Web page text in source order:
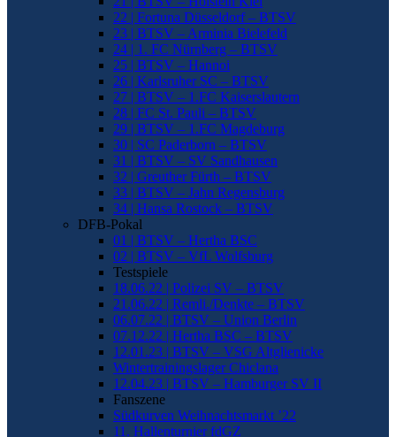
22 | Fortuna Düsseldorf – BTSV
23 | BTSV – Arminia Bielefeld
24 | 1. FC Nürnberg – BTSV
25 | BTSV – Hannoi
26 | Karlsruher SC – BTSV
27 | BTSV – 1.FC Kaiserslautern
28 | FC St. Pauli – BTSV
29 | BTSV – 1.FC Magdeburg
30 | SC Paderborn – BTSV
31 | BTSV – SV Sandhausen
32 | Greuther Fürth – BTSV
33 | BTSV – Jahn Regensburg
34 | Hansa Rostock – BTSV
DFB-Pokal
01 | BTSV – Hertha BSC
02 | BTSV – VfL Wolfsburg
Testspiele
18.06.22 | Polizei SV – BTSV
21.06.22 | Remli./Denkte – BTSV
06.07.22 | BTSV – Union Berlin
07.12.22 | Hertha BSC – BTSV
12.01.23 | BTSV – VSG Altglienicke
Wintertrainingslager Chiclana
12.04.23 | BTSV – Hamburger SV II
Fanszene
Südkurven Weihnachtsmarkt ’22
11. Hallenturnier fdGZ